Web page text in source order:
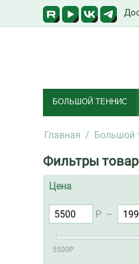
БОЛЬШОЙ ТЕННИС
Главная / Большой
Фильтры
Цена
Р –
5500 Р